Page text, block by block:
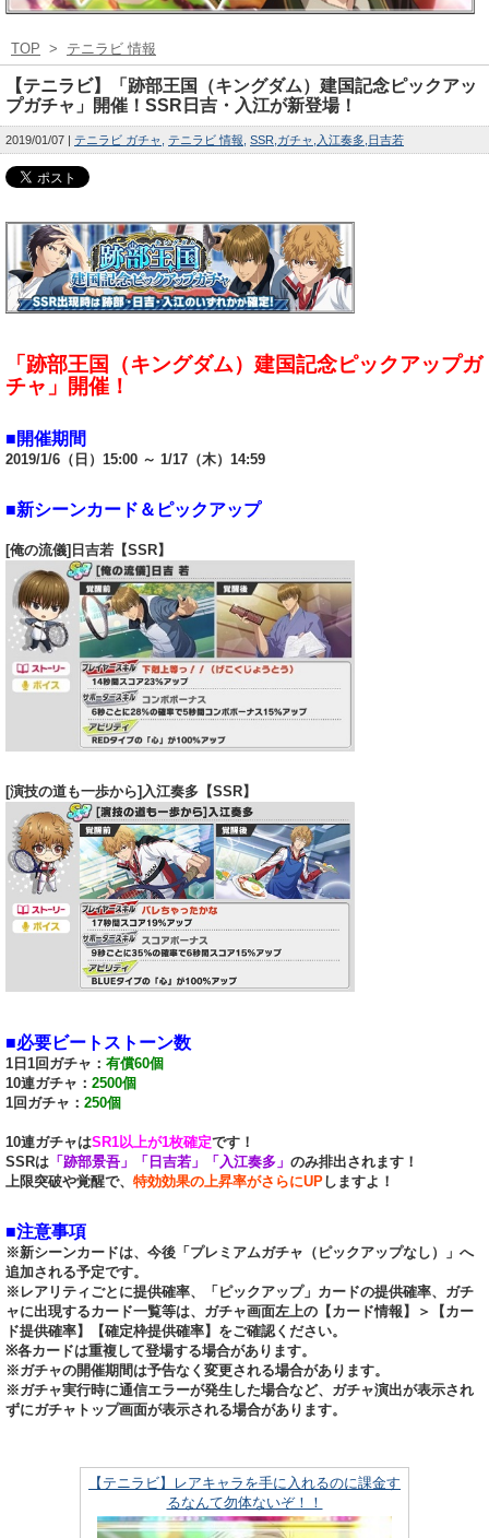
TOP > テニラビ 情報
【テニラビ】「跡部王国（キングダム）建国記念ピックアッ
プガチャ」開催！SSR日吉・入江が新登場！
2019/01/07 テニラビ ガチャ テニラビ 情報 SSR ガチャ 入江奏多 日吉若
「跡部王国（キングダム）建国記念ピックアップガ
チャ」開催！
■開催期間
2019/1/6（日）15:00 ～ 1/17（木）14:59
■新シーンカード＆ピックアップ
[俺の流儀]日吉若【SSR】
[演技の道も一歩から]入江奏多【SSR】
■必要ビートストーン数
1日1回ガチャ： 有償60個
10連ガチャ： 2500個
1回ガチャ： 250個
10連ガチャはSR1以上が1枚確定です！
SSRは 「跡部景吾」「日吉若」「入江奏多」 のみ排出されます！
上限突破や覚醒で、 特効効果の上昇率がさらにUPしますよ！
■注意事項
※新シーンカードは、今後「プレミアムガチャ（ピックアップなし）」へ
追加される予定です。
※レアリティごとに提供確率、「ピックアップ」カードの提供確率、ガチ
ャに出現するカード一覧等は、ガチャ画面左上の【カード情報】＞【カー
ド提供確率】【確定枠提供確率】をご確認ください。
※各カードは重複して登場する場合があります。
※ガチャの開催期間は予告なく変更される場合があります。
※ガチャ実行時に通信エラーが発生した場合など、ガチャ演出が表示され
ずにガチャトップ画面が表示される場合があります。
【テニラビ】レアキャラを手に入れるのに課金す
るなんて勿体ないぞ！！